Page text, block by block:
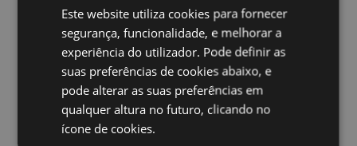
Descrição do Produto
Almofada de Viagem e máscara para dormir Relaxeazzz
Adoramals a Lontra
Material:95% Poliéster e 5% de Elástico
Vencedor do Presente do Ano:
Este website utiliza cookies para fornecer
segurança, funcionalidade, e melhorar a
experiência do utilizador. Pode definir as
suas preferências de cookies abaixo, e
pode alterar as suas preferências em
qualquer altura no futuro, clicando no
ícone de cookies.